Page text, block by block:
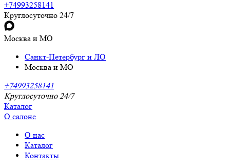
+74993258141
Круглосуточно 24/7
Москва и МО
Санкт-Петербург и ЛО
Москва и МО
+74993258141
Круглосуточно 24/7
Каталог
О салоне
О нас
Каталог
Контакты